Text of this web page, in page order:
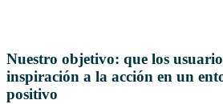
Nuestro objetivo: que los
inspiración a la acción en un
positivo